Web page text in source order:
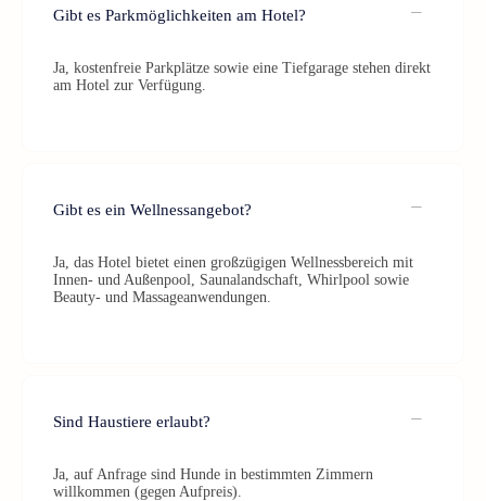
Gibt es Parkmöglichkeiten am Hotel?
Ja, kostenfreie Parkplätze sowie eine Tiefgarage stehen direkt
am Hotel zur Verfügung.
Gibt es ein Wellnessangebot?
Ja, das Hotel bietet einen großzügigen Wellnessbereich mit
Innen- und Außenpool, Saunalandschaft, Whirlpool sowie
Beauty- und Massageanwendungen.
Sind Haustiere erlaubt?
Ja, auf Anfrage sind Hunde in bestimmten Zimmern
willkommen (gegen Aufpreis).